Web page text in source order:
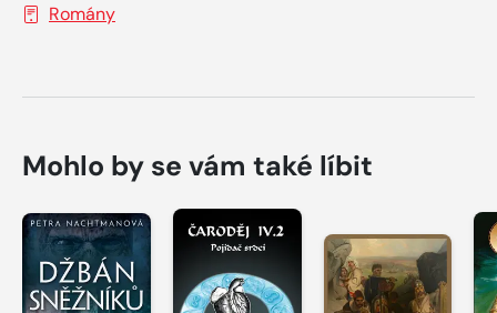
Romány
Mohlo by se vám také líbit